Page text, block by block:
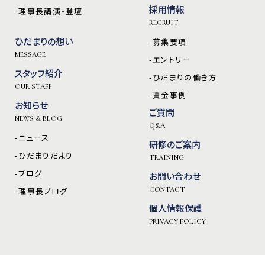
-理事長講演・登壇
ひだまりの想い
MESSAGE
スタッフ紹介
OUR STAFF
お知らせ
NEWS & BLOG
-ニュース
-ひだまりだより
-ブログ
-理事長ブログ
採用情報
RECRUIT
-募集要項
-エントリー
-ひだまりの働き方
-賃金事例
ご質問
Q&A
研修のご案内
TRAINING
お問い合わせ
CONTACT
個人情報保護
PRIVACY POLICY